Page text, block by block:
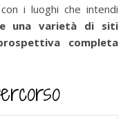
i luoghi che intendi
una varietà di siti
completa